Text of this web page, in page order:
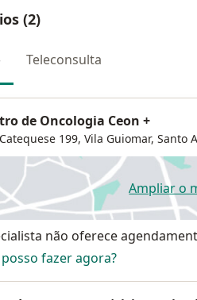
(2)
Teleconsulta
de Oncologia Ceon +
199, Vila Guiomar, Santo
Ampliar o
não oferece
fazer agora?